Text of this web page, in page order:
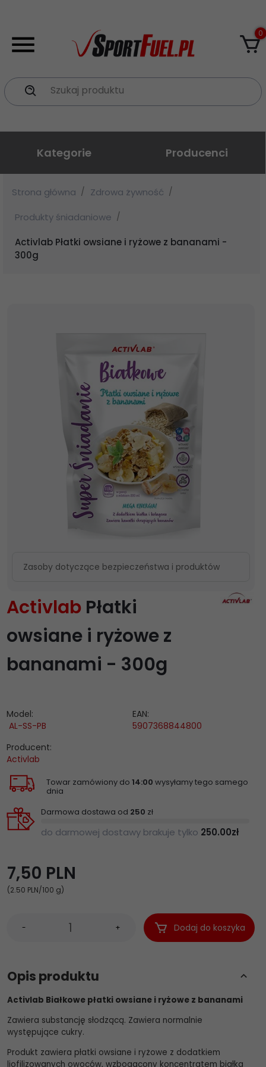
Szukaj produktu
0
Kategorie Producenci
Strona główna
Zdrowa żywność
Produkty śniadaniowe
Activlab Płatki owsiane i ryżowe z bananami -
300g
Activlab Płatki
owsiane i ryżowe z
bananami - 300g
Zasoby dotyczące bezpieczeństwa i produktów
Model:
AL-SS-PB
EAN:
5907368844800
Producent:
Activlab
Towar zamówiony do 14:00 wysyłamy tego samego
dnia
Darmowa dostawa od 250 zł
do darmowej dostawy brakuje tylko 250.00zł
7,50 PLN
(2.50 PLN/100 g)
- + Dodaj do koszyka
Opis produktu
Activlab Białkowe płatki owsiane i ryżowe z bananami
Zawiera substancję słodzącą. Zawiera normalnie
występujące cukry.
Produkt zawiera płatki owsiane i ryżowe z dodatkiem
liofilizowanych owoców, wzbogacony koncentratem białka